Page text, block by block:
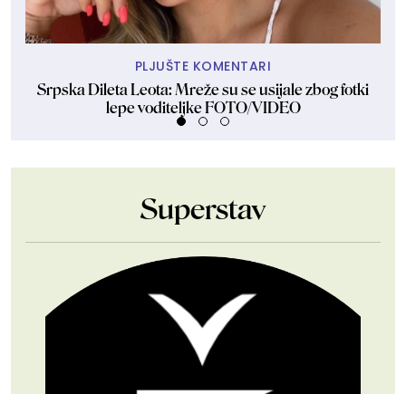
PLJUŠTE KOMENTARI
Srpska Dileta Leota: Mreže su se usijale zbog fotki
lepe voditeljke FOTO/VIDEO
Superstav